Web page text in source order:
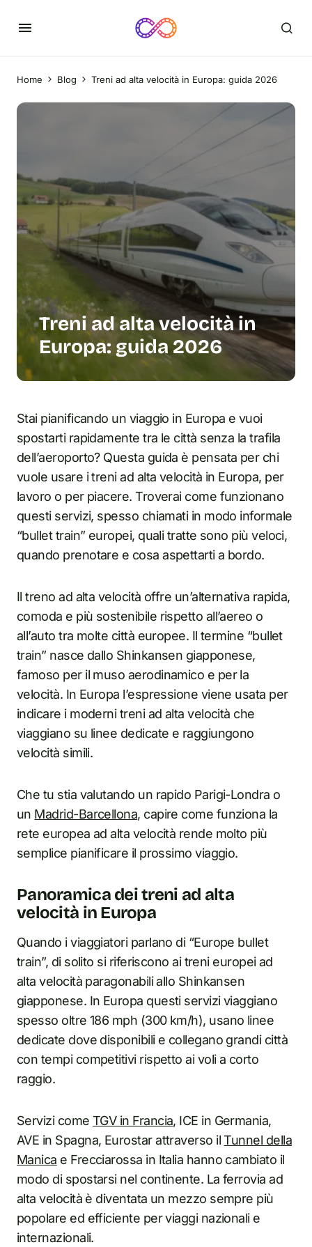
Home Blog Treni ad alta velocità in Europa: guida 2026
Treni ad alta velocità in
Europa: guida 2026
Stai pianificando un viaggio in Europa e vuoi
spostarti rapidamente tra le città senza la trafila
dell’aeroporto? Questa guida è pensata per chi
vuole usare i treni ad alta velocità in Europa, per
lavoro o per piacere. Troverai come funzionano
questi servizi, spesso chiamati in modo informale
“bullet train” europei, quali tratte sono più veloci,
quando prenotare e cosa aspettarti a bordo.
Il treno ad alta velocità offre un’alternativa rapida,
comoda e più sostenibile rispetto all’aereo o
all’auto tra molte città europee. Il termine “bullet
train” nasce dallo Shinkansen giapponese,
famoso per il muso aerodinamico e per la
velocità. In Europa l’espressione viene usata per
indicare i moderni treni ad alta velocità che
viaggiano su linee dedicate e raggiungono
velocità simili.
Che tu stia valutando un rapido Parigi-Londra o
un Madrid-Barcellona, capire come funziona la
rete europea ad alta velocità rende molto più
semplice pianificare il prossimo viaggio.
Panoramica dei treni ad alta
velocità in Europa
Quando i viaggiatori parlano di “Europe bullet
train”, di solito si riferiscono ai treni europei ad
alta velocità paragonabili allo Shinkansen
giapponese. In Europa questi servizi viaggiano
spesso oltre 186 mph (300 km/h), usano linee
dedicate dove disponibili e collegano grandi città
con tempi competitivi rispetto ai voli a corto
raggio.
Servizi come TGV in Francia, ICE in Germania,
AVE in Spagna, Eurostar attraverso ilTunnel della
Manica e Frecciarossa in Italia hanno cambiato il
modo di spostarsi nel continente. La ferrovia ad
alta velocità è diventata un mezzo sempre più
popolare ed efficiente per viaggi nazionali e
internazionali.